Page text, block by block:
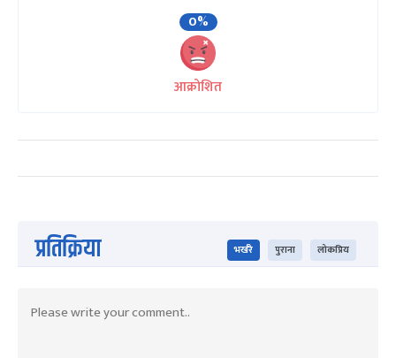
0%
आक्रोशित
प्रतिक्रिया भर्खरै पुराना लोकप्रिय